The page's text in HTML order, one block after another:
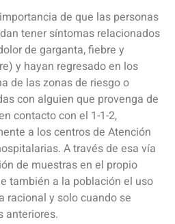
de que las personas
tener síntomas relacionados
de garganta, fiebre y
y hayan regresado en los
de las zonas de riesgo o
con alguien que provenga de
contacto con el 1-1-2,
a los centros de Atención
A través de esa vía
de muestras en el propio
también a la población el uso
racional y solo cuando se
anteriores.